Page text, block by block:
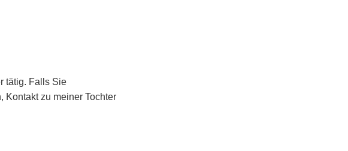
tätig. Falls Sie
Kontakt zu meiner Tochter